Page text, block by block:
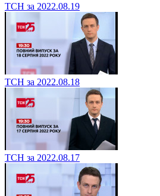
ТСН за 2022.08.19
ТСН за 2022.08.18
ТСН за 2022.08.17